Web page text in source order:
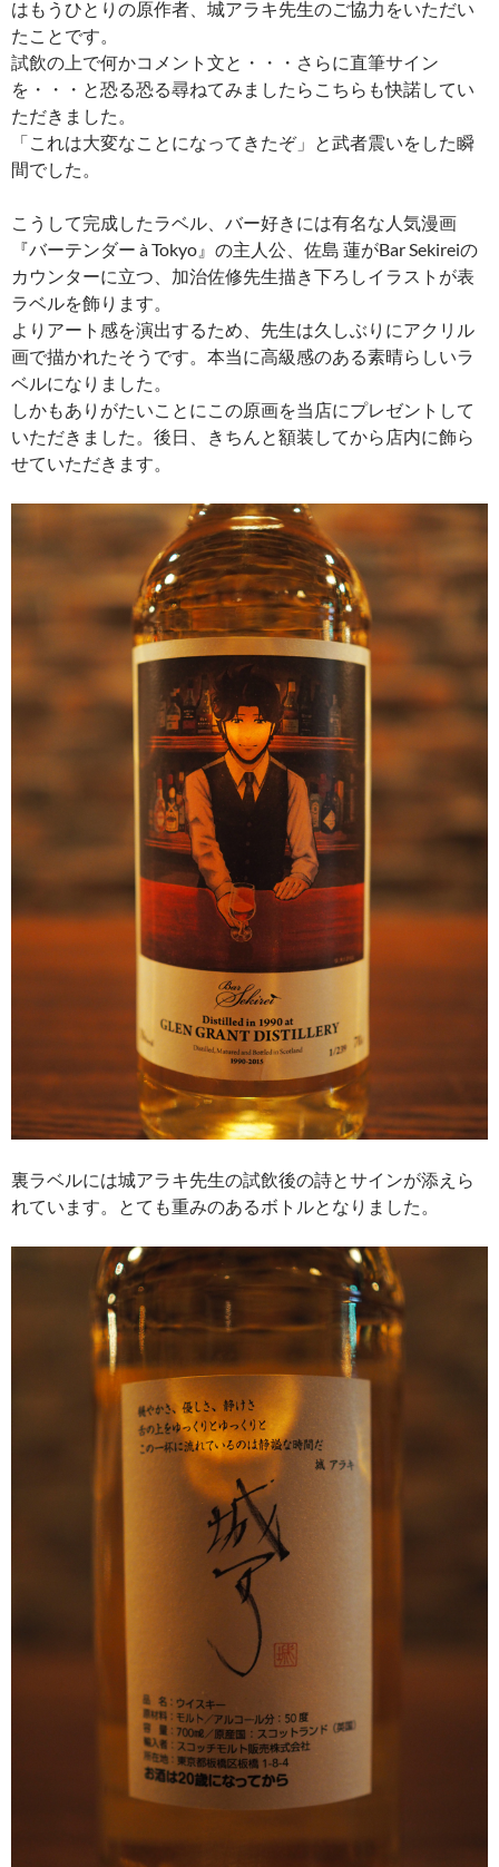
はもうひとりの原作者、城アラキ先生のご協力をいただい
たことです。
試飲の上で何かコメント文と・・・さらに直筆サイン
を・・・と恐る恐る尋ねてみましたらこちらも快諾してい
ただきました。
「これは大変なことになってきたぞ」と武者震いをした瞬
間でした。
こうして完成したラベル、バー好きには有名な人気漫画
『バーテンダー à Tokyo』の主人公、佐島 蓮がBar Sekireiの
カウンターに立つ、加治佐修先生描き下ろしイラストが表
ラベルを飾ります。
よりアート感を演出するため、先生は久しぶりにアクリル
画で描かれたそうです。本当に高級感のある素晴らしいラ
ベルになりました。
しかもありがたいことにこの原画を当店にプレゼントして
いただきました。後日、きちんと額装してから店内に飾ら
せていただきます。
裏ラベルには城アラキ先生の試飲後の詩とサインが添えら
れています。とても重みのあるボトルとなりました。